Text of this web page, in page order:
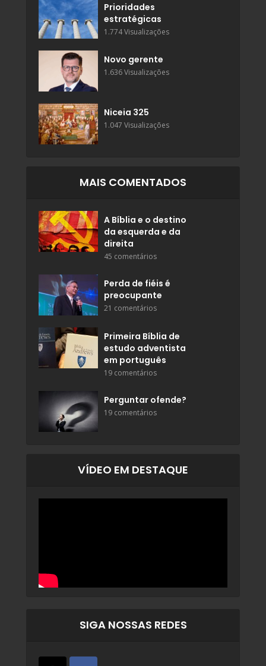
Prioridades
estratégicas
1.774 Visualizações
Novo gerente
1.636 Visualizações
Niceia 325
1.047 Visualizações
MAIS COMENTADOS
A Bíblia e o destino
da esquerda e da
direita
45 comentários
Perda de fiéis é
preocupante
21 comentários
Primeira Bíblia de
estudo adventista
em português
19 comentários
Perguntar ofende?
19 comentários
VÍDEO EM DESTAQUE
SIGA NOSSAS REDES